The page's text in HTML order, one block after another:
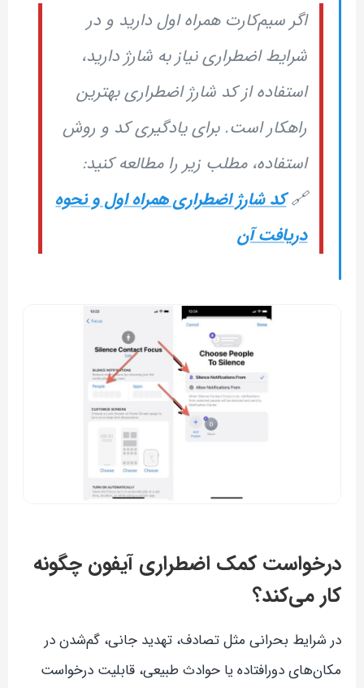
اگر سیم‌کارت همراه اول دارید و در
شرایط اضطراری نیاز به شارژ دارید،
استفاده از کد شارژ اضطراری بهترین
راهکار است. برای یادگیری کد و روش
استفاده، مطلب زیر را مطالعه کنید:
🔗 کد شارژ اضطراری همراه اول و نحوه
دریافت آن
درخواست کمک اضطراری آیفون چگونه
کار می‌کند؟
در شرایط بحرانی مثل تصادف، تهدید جانی، گم‌شدن در
مکان‌های دورافتاده یا حوادث طبیعی، قابلیت درخواست